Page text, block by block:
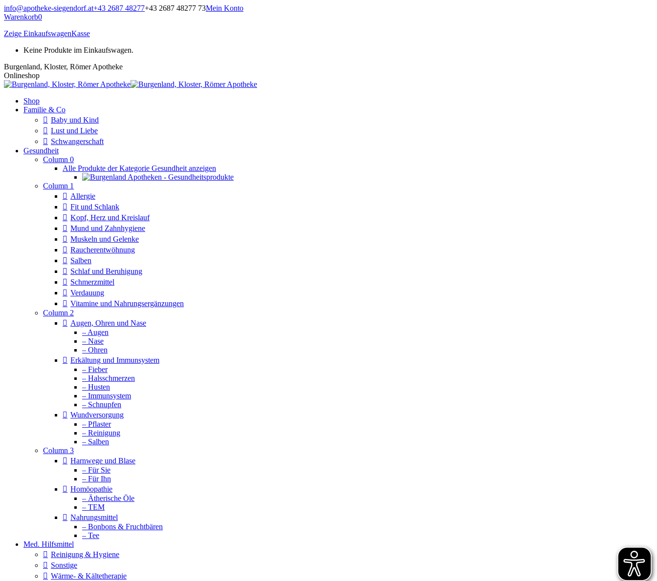
Zum
Inhalt
info@apotheke-siegendorf.at+43 2687 48277+43 2687 48277 73Mein Konto
Warenkorb0
Zeige EinkaufswagenKasse
Keine Produkte im Einkaufswagen.
Burgenland, Kloster, Römer Apotheke
Onlineshop
Shop
Familie & Co
Baby und Kind
Lust und Liebe
Schwangerschaft
Gesundheit
Column 0
Alle Produkte der Kategorie Gesundheit anzeigen
Column 1
Allergie
Fit und Schlank
Kopf, Herz und Kreislauf
Mund und Zahnhygiene
Muskeln und Gelenke
Raucherentwöhnung
Salben
Schlaf und Beruhigung
Schmerzmittel
Verdauung
Vitamine und Nahrungsergänzungen
Column 2
Augen, Ohren und Nase
– Augen
– Nase
– Ohren
Erkältung und Immunsystem
– Fieber
– Halsschmerzen
– Husten
– Immunsystem
– Schnupfen
Wundversorgung
– Pflaster
– Reinigung
– Salben
Column 3
Harnwege und Blase
– Für Sie
– Für Ihn
Homöopathie
– Ätherische Öle
– TEM
Nahrungsmittel
– Bonbons & Fruchtbären
– Tee
Med. Hilfsmittel
Reinigung & Hygiene
Sonstige
Wärme- & Kältetherapie